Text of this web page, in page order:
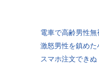
電車で高齢男性無
激怒男性を鎮めた
スマホ注文でき